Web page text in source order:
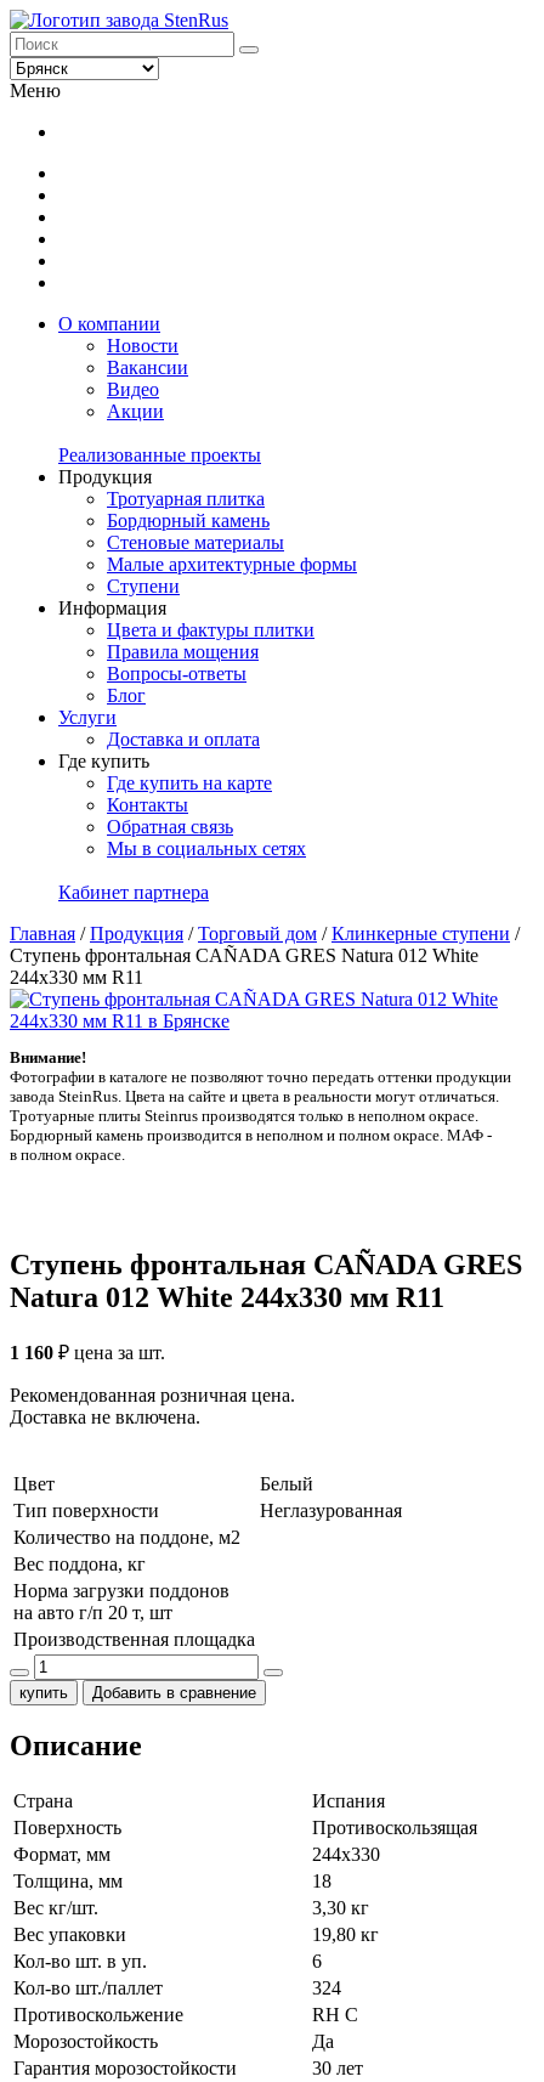
Меню
О компании
Новости
Вакансии
Видео
Акции
Реализованные проекты
Продукция
Тротуарная плитка
Бордюрный камень
Стеновые материалы
Малые архитектурные формы
Ступени
Информация
Цвета и фактуры плитки
Правила мощения
Вопросы-ответы
Блог
Услуги
Доставка и оплата
Где купить
Где купить на карте
Контакты
Обратная связь
Мы в социальных сетях
Кабинет партнера
Главная /Продукция /Торговый дом /Клинкерные ступени /
Ступень фронтальная CAÑADA GRES Natura 012 White
244x330 мм R11
Внимание!
Фотографии в каталоге не позволяют точно передать оттенки продукции
заводa SteinRus. Цвета на сайте и цвета в реальности могут отличаться.
Тротуарные плиты Steinrus производятся только в неполном окрасе.
Бордюрный камень производится в неполном и полном окрасе. МАФ -
в полном окрасе.
Ступень фронтальная CAÑADA GRES
Natura 012 White 244x330 мм R11
1 160 ₽ цена за шт.
Рекомендованная розничная цена.
Доставка не включена.
Цвет
Белый
Тип поверхности
Неглазурованная
Количество на поддоне, м2
Вес поддона, кг
Норма загрузки поддонов
на авто г/п 20 т, шт
Производственная площадка
купить Добавить в сравнение
Описание
Страна
Испания
Поверхность
Противоскользящая
Формат, мм
244x330
Толщина, мм
18
Вес кг/шт.
3,30 кг
Вес упаковки
19,80 кг
Кол-во шт. в уп.
6
Кол-во шт./паллет
324
Противоскольжение
RH C
Морозостойкость
Да
Гарантия морозостойкости
30 лет